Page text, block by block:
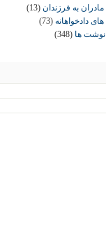
مادران به فرزندان (13)
های دادخواهانه (73)
ها (348)